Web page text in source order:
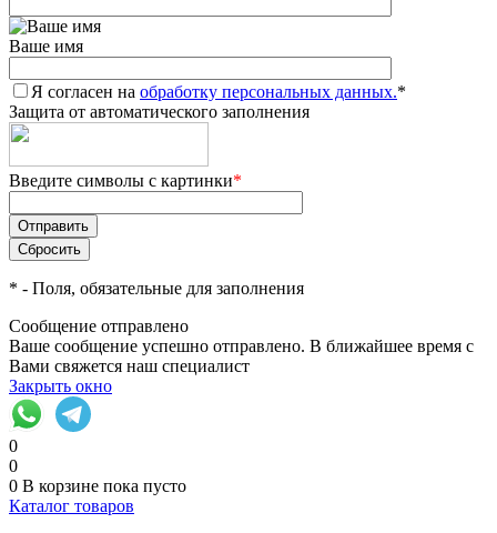
Ваше имя
Я согласен на обработку персональных данных.*
Защита от автоматического заполнения
Введите символы с картинки*
* - Поля, обязательные для заполнения
Сообщение отправлено
Ваше сообщение успешно отправлено. В ближайшее время с
Вами свяжется наш специалист
Закрыть окно
0
0
0 В корзине пока пусто
Каталог товаров